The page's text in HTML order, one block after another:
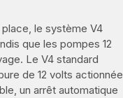
le système V4
que les pompes 12
Le V4 standard
de 12 volts actionnée
un arrêt automatique